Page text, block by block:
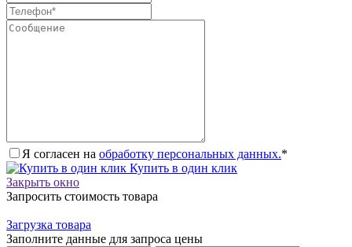
Я согласен на обработку персональных данных.*
Купить в один клик
Закрыть окно
Запросить стоимость товара
Загрузка товара
Заполните данные для запроса цены